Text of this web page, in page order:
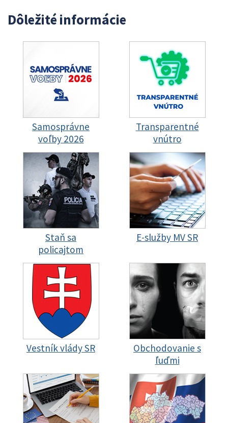
Dôležité informácie
Samosprávne
voľby 2026
Transparentné
vnútro
Staň sa
policajtom
E-služby MV SR
Vestník vlády SR
Obchodovanie s
ľuďmi